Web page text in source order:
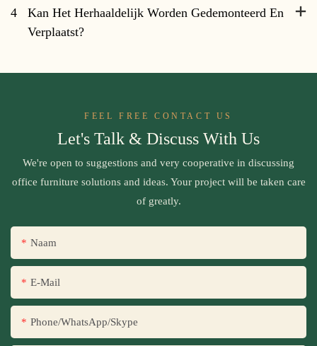
4
Kan Het Herhaaldelijk Worden Gedemonteerd En
Verplaatst?
FEEL FREE CONTACT US
Let's Talk & Discuss With Us
We're open to suggestions and very cooperative in discussing
office furniture solutions and ideas. Your project will be taken care
of greatly.
Naam
E-Mail
Phone/WhatsApp/Skype